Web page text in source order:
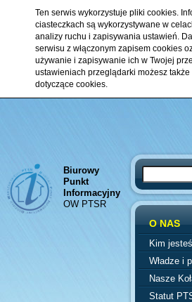
Ten serwis wykorzystuje pliki cookies.
ciasteczkach są wykorzystywane w
analizy ruchu i zapisywania ustawień.
serwisu z włączonym zapisem cookies
używanie i zapisywanie ich w Twojej
ustawieniach przeglądarki możesz
dotyczące cookies.
Biurowy
Punkt
Informacyjny
OW PTSR
Search
O NAS
Kim
Władze i
Nasze
Statut